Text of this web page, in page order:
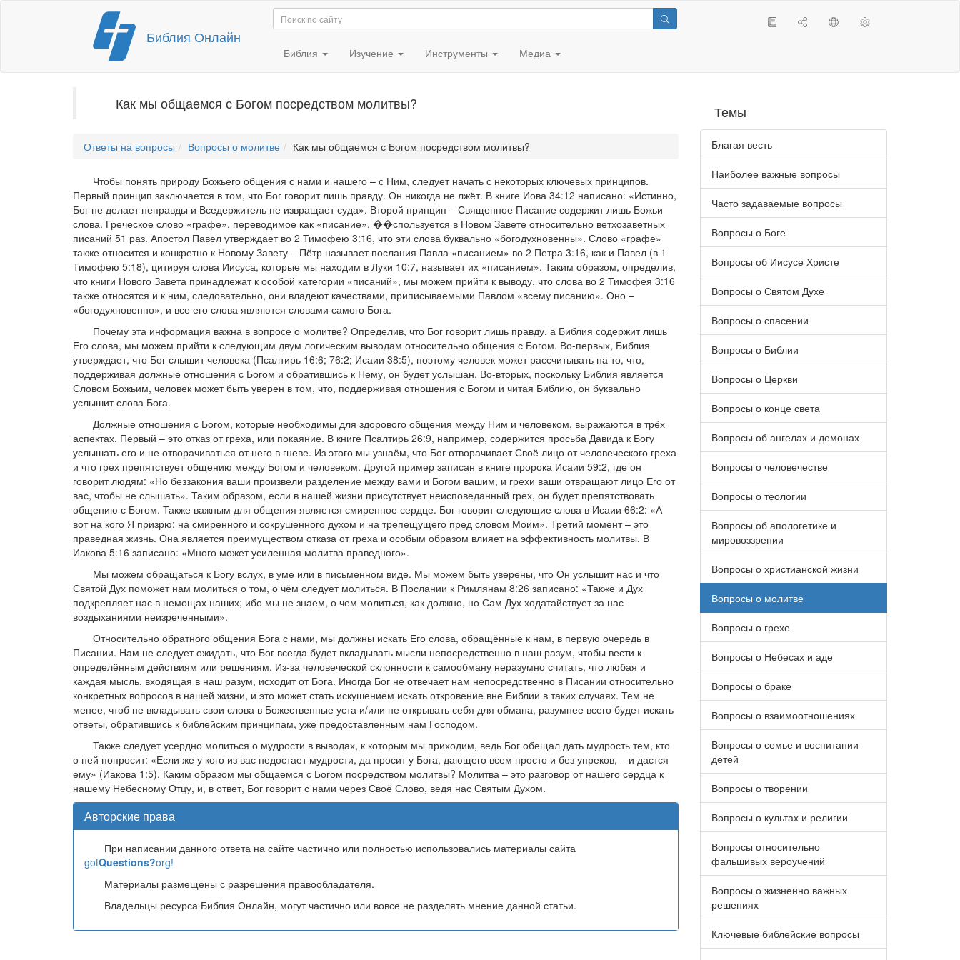
Перейти
содержимому
Библия Онлайн
Библия Изучение Инструменты Медиа
Как мы общаемся с Богом посредством молитвы?
Ответы на вопросы Вопросы о молитве Как мы общаемся с Богом посредством молитвы?
Чтобы понять природу Божьего общения с нами и нашего – с Ним, следует начать с некоторых ключевых принципов.
Первый принцип заключается в том, что Бог говорит лишь правду. Он никогда не лжёт. В книге Иова 34:12 написано: «Истинно,
Бог не делает неправды и Вседержитель не извращает суда». Второй принцип – Священное Писание содержит лишь Божьи
слова. Греческое слово «графе», переводимое как «писание», ��спользуется в Новом Завете относительно ветхозаветных
писаний 51 раз. Апостол Павел утверждает во 2 Тимофею 3:16, что эти слова буквально «богодухновенны». Слово «графе»
также относится и конкретно к Новому Завету – Пётр называет послания Павла «писанием» во 2 Петра 3:16, как и Павел (в 1
Тимофею 5:18), цитируя слова Иисуса, которые мы находим в Луки 10:7, называет их «писанием». Таким образом, определив,
что книги Нового Завета принадлежат к особой категории «писаний», мы можем прийти к выводу, что слова во 2 Тимофея 3:16
также относятся и к ним, следовательно, они владеют качествами, приписываемыми Павлом «всему писанию». Оно –
«богодухновенно», и все его слова являются словами самого Бога.
Почему эта информация важна в вопросе о молитве? Определив, что Бог говорит лишь правду, а Библия содержит лишь
Его слова, мы можем прийти к следующим двум логическим выводам относительно общения с Богом. Во-первых, Библия
утверждает, что Бог слышит человека (Псалтирь 16:6; 76:2; Исаии 38:5), поэтому человек может рассчитывать на то, что,
поддерживая должные отношения с Богом и обратившись к Нему, он будет услышан. Во-вторых, поскольку Библия является
Словом Божьим, человек может быть уверен в том, что, поддерживая отношения с Богом и читая Библию, он буквально
услышит слова Бога.
Должные отношения с Богом, которые необходимы для здорового общения между Ним и человеком, выражаются в трёх
аспектах. Первый – это отказ от греха, или покаяние. В книге Псалтирь 26:9, например, содержится просьба Давида к Богу
услышать его и не отворачиваться от него в гневе. Из этого мы узнаём, что Бог отворачивает Своё лицо от человеческого греха
и что грех препятствует общению между Богом и человеком. Другой пример записан в книге пророка Исаии 59:2, где он
говорит людям: «Но беззакония ваши произвели разделение между вами и Богом вашим, и грехи ваши отвращают лицо Его от
вас, чтобы не слышать». Таким образом, если в нашей жизни присутствует неисповеданный грех, он будет препятствовать
общению с Богом. Также важным для общения является смиренное сердце. Бог говорит следующие слова в Исаии 66:2: «А
вот на кого Я призрю: на смиренного и сокрушенного духом и на трепещущего пред словом Моим». Третий момент – это
праведная жизнь. Она является преимуществом отказа от греха и особым образом влияет на эффективность молитвы. В
Иакова 5:16 записано: «Много может усиленная молитва праведного».
Мы можем обращаться к Богу вслух, в уме или в письменном виде. Мы можем быть уверены, что Он услышит нас и что
Святой Дух поможет нам молиться о том, о чём следует молиться. В Послании к Римлянам 8:26 записано: «Также и Дух
подкрепляет нас в немощах наших; ибо мы не знаем, о чем молиться, как должно, но Сам Дух ходатайствует за нас
воздыханиями неизреченными».
Относительно обратного общения Бога с нами, мы должны искать Его слова, обращённые к нам, в первую очередь в
Писании. Нам не следует ожидать, что Бог всегда будет вкладывать мысли непосредственно в наш разум, чтобы вести к
определённым действиям или решениям. Из-за человеческой склонности к самообману неразумно считать, что любая и
каждая мысль, входящая в наш разум, исходит от Бога. Иногда Бог не отвечает нам непосредственно в Писании относительно
конкретных вопросов в нашей жизни, и это может стать искушением искать откровение вне Библии в таких случаях. Тем не
менее, чтоб не вкладывать свои слова в Божественные уста и/или не открывать себя для обмана, разумнее всего будет искать
ответы, обратившись к библейским принципам, уже предоставленным нам Господом.
Также следует усердно молиться о мудрости в выводах, к которым мы приходим, ведь Бог обещал дать мудрость тем, кто
о ней попросит: «Если же у кого из вас недостает мудрости, да просит у Бога, дающего всем просто и без упреков, – и дастся
ему» (Иакова 1:5). Каким образом мы общаемся с Богом посредством молитвы? Молитва – это разговор от нашего сердца к
нашему Небесному Отцу, и, в ответ, Бог говорит с нами через Своё Слово, ведя нас Святым Духом.
Авторские права
При написании данного ответа на сайте частично или полностью использовались материалы сайта
gotQuestions?org!
Материалы размещены с разрешения правообладателя.
Владельцы ресурса Библия Онлайн, могут частично или вовсе не разделять мнение данной статьи.
Темы
Благая весть
Наиболее важные вопросы
Часто задаваемые вопросы
Вопросы о Боге
Вопросы об Иисусе Христе
Вопросы о Святом Духе
Вопросы о спасении
Вопросы о Библии
Вопросы о Церкви
Вопросы о конце света
Вопросы об ангелах и демонах
Вопросы о человечестве
Вопросы о теологии
Вопросы об апологетике и
мировоззрении
Вопросы о христианской жизни
Вопросы о молитве
Вопросы о грехе
Вопросы о Небесах и аде
Вопросы о браке
Вопросы о взаимоотношениях
Вопросы о семье и воспитании
детей
Вопросы о творении
Вопросы о культах и религии
Вопросы относительно
фальшивых вероучений
Вопросы о жизненно важных
решениях
Ключевые библейские вопросы